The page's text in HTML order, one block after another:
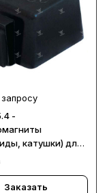
-
катушки) для
DS5
Заказать